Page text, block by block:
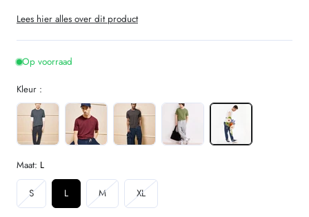
Lees hier alles over dit product
Op voorraad
Kleur :
Maat: L
SVariant
uitverkocht
L MVariant
uitverkocht
XLVariant
uitverkocht